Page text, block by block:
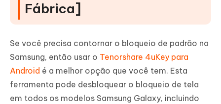
8: Como desbloquear celular com
senha padrão Samsung - Código Mestre
9: Como desbloquear celular com
senha padrão Samsung - Esqueceu o
Padrão
Conclusão
Fábrica]
Se você precisa contornar o bloqueio de padrão na
Samsung, então usar o Tenorshare 4uKey para
Android é a melhor opção que você tem. Esta
ferramenta pode desbloquear o bloqueio de tela
em todos os modelos Samsung Galaxy, incluindo